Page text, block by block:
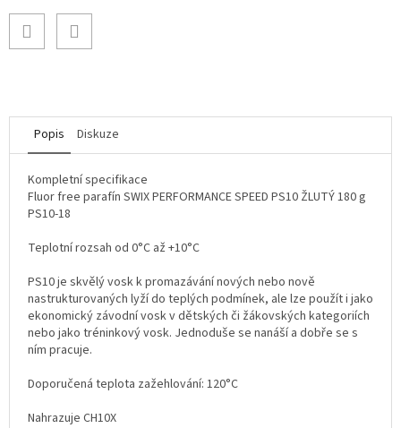
Popis Diskuze
Kompletní specifikace
Fluor free parafín SWIX PERFORMANCE SPEED PS10 ŽLUTÝ 180 g
PS10-18
Teplotní rozsah od 0°C až +10°C
PS10 je skvělý vosk k promazávání nových nebo nově
nastrukturovaných lyží do teplých podmínek, ale lze použít i jako
ekonomický závodní vosk v dětských či žákovských kategoriích
nebo jako tréninkový vosk. Jednoduše se nanáší a dobře se s
ním pracuje.
Doporučená teplota zažehlování: 120°C
Nahrazuje CH10X